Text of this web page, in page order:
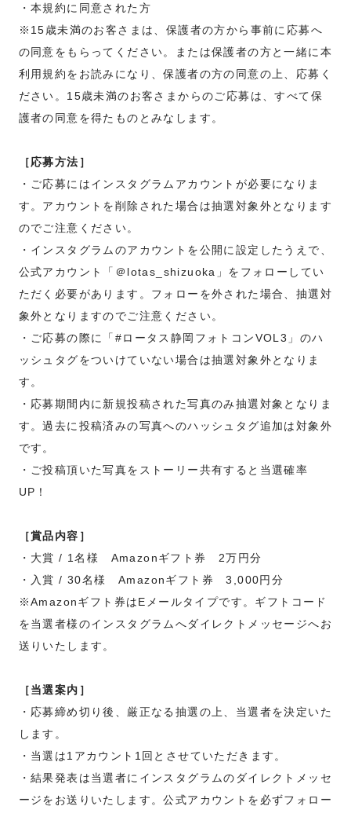
・本規約に同意された方
※15歳未満のお客さまは、保護者の方から事前に応募へ
の同意をもらってください。または保護者の方と一緒に本
利用規約をお読みになり、保護者の方の同意の上、応募く
ださい。15歳未満のお客さまからのご応募は、すべて保
護者の同意を得たものとみなします。
［応募方法］
・ご応募にはインスタグラムアカウントが必要になりま
す。アカウントを削除された場合は抽選対象外となります
のでご注意ください。
・インスタグラムのアカウントを公開に設定したうえで、
公式アカウント「＠lotas_shizuoka」をフォローしてい
ただく必要があります。フォローを外された場合、抽選対
象外となりますのでご注意ください。
・ご応募の際に「#ロータス静岡フォトコンVOL3」のハ
ッシュタグをついけていない場合は抽選対象外となりま
す。
・応募期間内に新規投稿された写真のみ抽選対象となりま
す。過去に投稿済みの写真へのハッシュタグ追加は対象外
です。
・ご投稿頂いた写真をストーリー共有すると当選確率
UP！
［賞品内容］
・大賞 / 1名様 Amazonギフト券 2万円分
・入賞 / 30名様 Amazonギフト券 3,000円分
※Amazonギフト券はEメールタイプです。ギフトコード
を当選者様のインスタグラムへダイレクトメッセージへお
送りいたします。
［当選案内］
・応募締め切り後、厳正なる抽選の上、当選者を決定いた
します。
・当選は1アカウント1回とさせていただきます。
・結果発表は当選者にインスタグラムのダイレクトメッセ
ージをお送りいたします。公式アカウントを必ずフォロー